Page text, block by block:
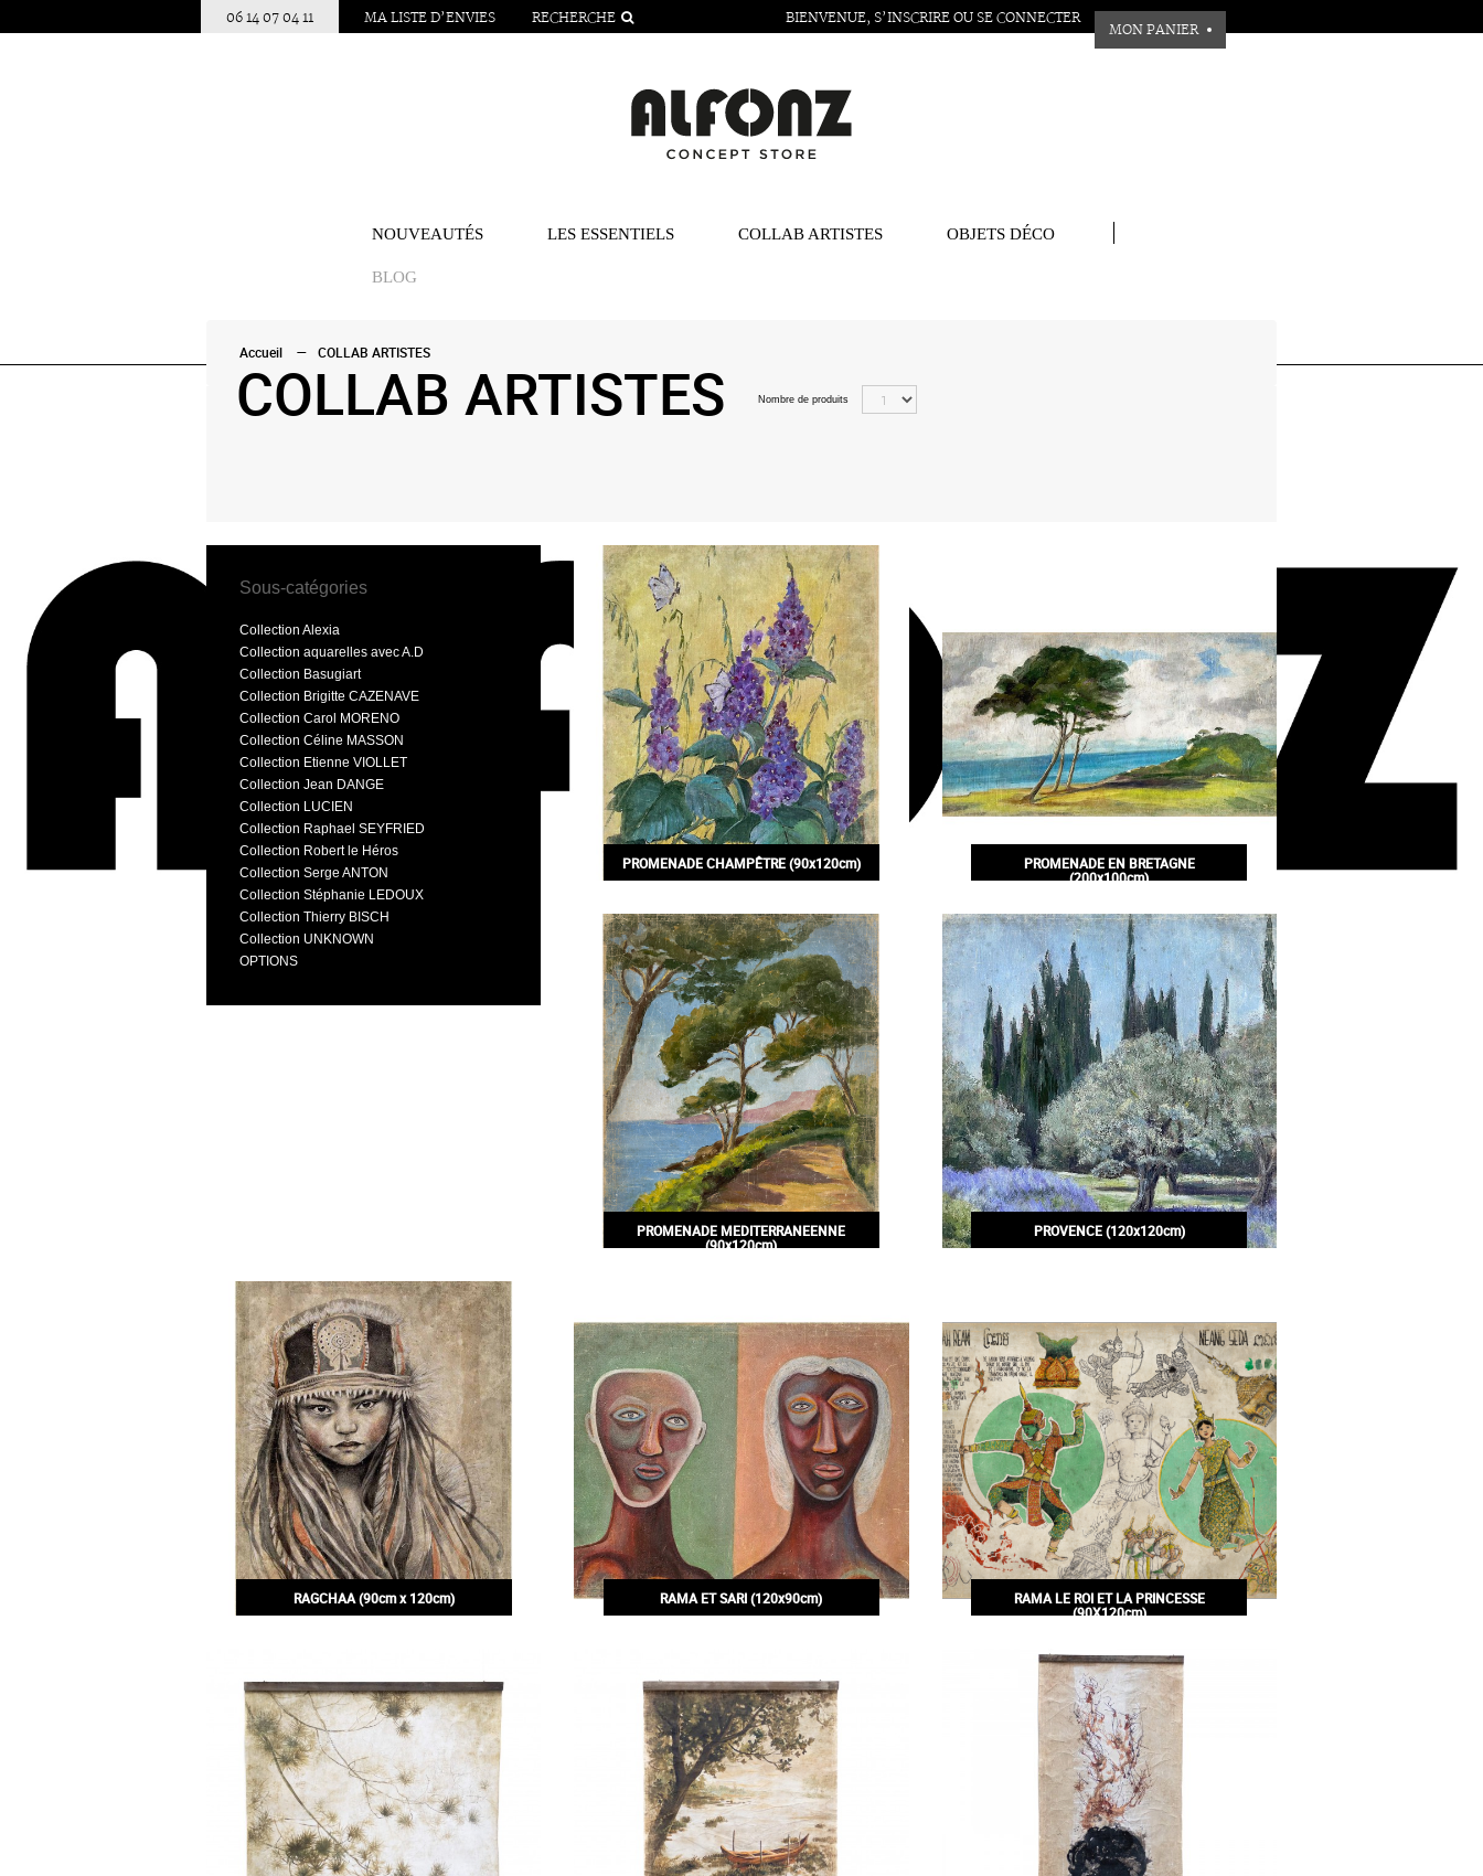
06 14 07 04 11 MA LISTE D’ENVIES RECHERCHE BIENVENUE, S’INSCRIRE OU SE CONNECTER
MON PANIER
NOUVEAUTÉS LES ESSENTIELS COLLAB ARTISTES OBJETS DÉCO
BLOG
Accueil COLLAB ARTISTES
COLLAB ARTISTES Nombre de produits
Sous-catégories
Collection Alexia
Collection aquarelles avec A.D
Collection Basugiart
Collection Brigitte CAZENAVE
Collection Carol MORENO
Collection Céline MASSON
Collection Etienne VIOLLET
Collection Jean DANGE
Collection LUCIEN
Collection Raphael SEYFRIED
Collection Robert le Héros
Collection Serge ANTON
Collection Stéphanie LEDOUX
Collection Thierry BISCH
Collection UNKNOWN
OPTIONS
PROMENADE CHAMPÊTRE (90x120cm)
PROMENADE EN BRETAGNE
(200x100cm)
350,00€
PROMENADE MEDITERRANEENNE
(90x120cm)
PROVENCE (120x120cm)
RAGCHAA (90cm x 120cm) RAMA ET SARI (120x90cm)
RAMA LE ROI ET LA PRINCESSE
(90X120cm)